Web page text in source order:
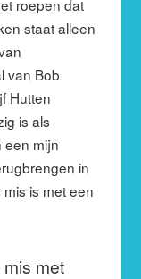
roepen dat
staat alleen
van Bob
Hutten
is als
een mijn
in
is met een
met